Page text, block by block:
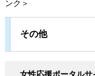
ンク＞
その他
女性応援ポータルサ